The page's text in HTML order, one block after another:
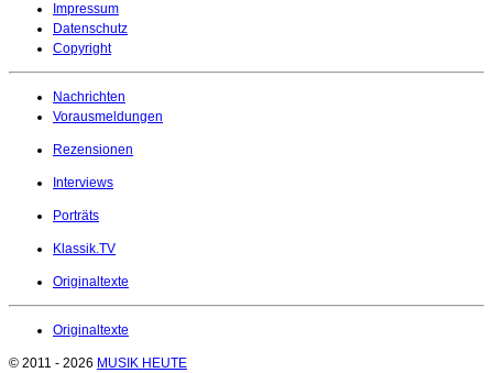
Impressum
Datenschutz
Copyright
Nachrichten
Vorausmeldungen
Rezensionen
Interviews
Porträts
Klassik.TV
Originaltexte
Originaltexte
© 2011 - 2026 MUSIK HEUTE